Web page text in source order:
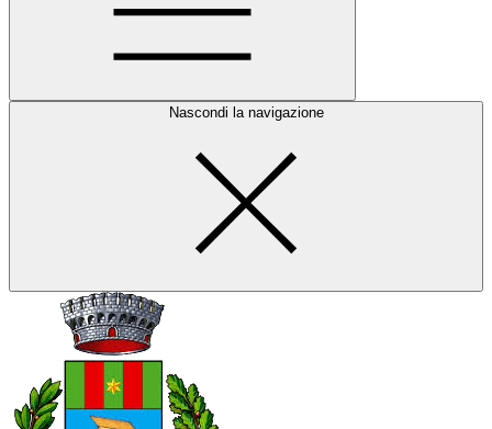
Nascondi la navigazione